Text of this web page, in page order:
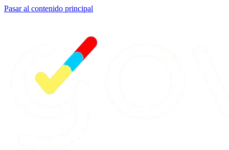
Pasar al contenido principal